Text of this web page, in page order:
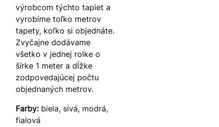
výrobcom týchto tapiet a
vyrobíme toľko metrov
tapety, koľko si objednáte.
Zvyčajne dodávame
všetko v jednej rolke o
šírke 1 meter a dĺžke
zodpovedajúcej počtu
objednaných metrov.
Farby: biela, sivá, modrá,
fialová